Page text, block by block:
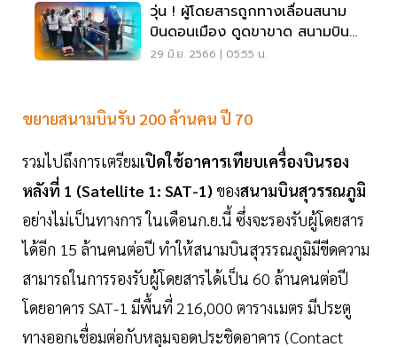
วุ่น ! ผู้โดยสารถูกทางเลื่อนสนาม
บินดอนเมือง ดูดขาขาด สนามบิน
แจงสาเหตุแล้ว
29 มิ.ย. 2566 | 05:55 น.
ขยายสนามบินรับ 200 ล้านคน ปี 70
รวมไปถึงการเตรียมเปิดใช้อาคารเทียบเครื่องบินรอง
หลังที่ 1 (Satellite 1: SAT-1) ของสนามบินสุวรรณภูมิ
อย่างไม่เป็นทางการ ในเดือนก.ย.นี้ ซึ่งจะรองรับผู้โดยสาร
ได้อีก 15 ล้านคนต่อปี ทำให้สนามบินสุวรรณภูมิมีขีดความ
สามารถในการรองรับผู้โดยสารได้เป็น 60 ล้านคนต่อปี
โดยอาคาร SAT-1 มีพื้นที่ 216,000 ตารางเมตร มีประตู
ทางออกเชื่อมต่อกับหลุมจอดประชิดอาคาร (Contact